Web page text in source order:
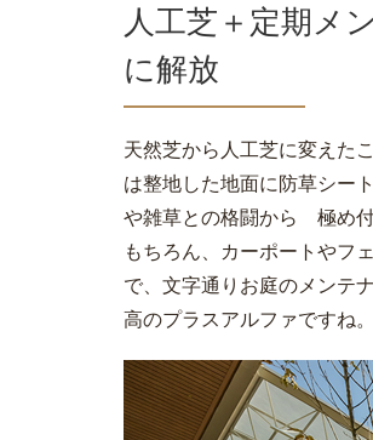
人工芝＋定期メ
に解放
天然芝から人工芝に変えた
は整地した地面に防草シー
や雑草との格闘から 極め
もちろん、カーポートやフ
で、文字通りお庭のメンテ
高のプラスアルファですね。